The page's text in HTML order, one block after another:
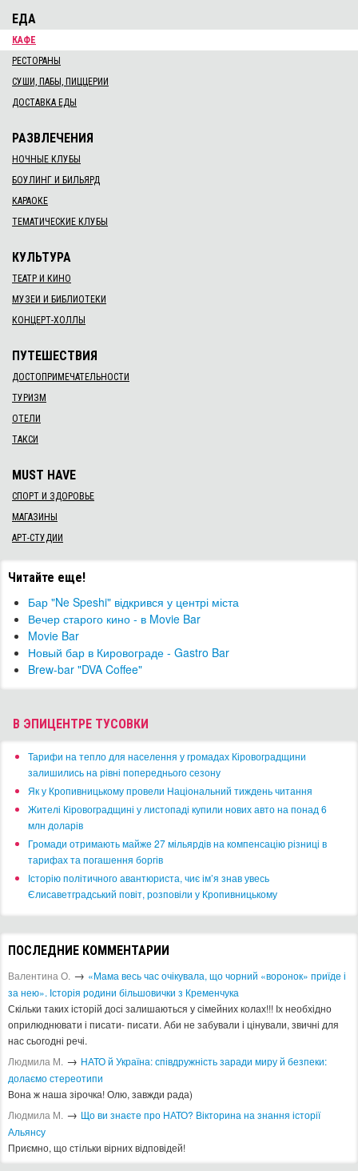
ЕДА
КАФЕ
РЕСТОРАНЫ
СУШИ, ПАБЫ, ПИЦЦЕРИИ
ДОСТАВКА ЕДЫ
РАЗВЛЕЧЕНИЯ
НОЧНЫЕ КЛУБЫ
БОУЛИНГ И БИЛЬЯРД
КАРАОКЕ
ТЕМАТИЧЕСКИЕ КЛУБЫ
КУЛЬТУРА
ТЕАТР И КИНО
МУЗЕИ И БИБЛИОТЕКИ
КОНЦЕРТ-ХОЛЛЫ
ПУТЕШЕСТВИЯ
ДОСТОПРИМЕЧАТЕЛЬНОСТИ
ТУРИЗМ
ОТЕЛИ
ТАКСИ
MUST HAVE
СПОРТ И ЗДОРОВЬЕ
МАГАЗИНЫ
АРТ-СТУДИИ
Читайте еще!
Бар "Ne Speshi" відкрився у центрі міста
Вечер старого кино - в Movie Bar
Movie Bar
Новый бар в Кировограде - Gastro Bar
Brew-bar "DVA Coffee"
В ЭПИЦЕНТРЕ ТУСОВКИ
​Тарифи на тепло для населення у громадах Кіровоградщини
залишились на рівні попереднього сезону
​Як у Кропивницькому провели Національний тиждень читання
​Жителі Кіровоградщині у листопаді купили нових авто на понад 6
млн доларів
​Громади отримають майже 27 мільярдів на компенсацію різниці в
тарифах та погашення боргів
Історію політичного авантюриста, чиє ім’я знав увесь
Єлисаветградський повіт, розповіли у Кропивницькому
ПОСЛЕДНИЕ КОММЕНТАРИИ
Валентина О. → «Мама весь час очікувала, що чорний «воронок» приїде і
за нею». Історія родини більшовички з Кременчука
Скільки таких історій досі залишаються у сімейних колах!!! Іх необхідно
оприлюднювати і писати- писати. Аби не забували і цінували, звичні для
нас сьогодні речі.
Людмила М. → ​НАТО й Україна: співдружність заради миру й безпеки:
долаємо стереотипи
Вона ж наша зірочка! Олю, завжди рада)
Людмила М. → Що ви знаєте про НАТО? Вікторина на знання історії
Альянсу ​
Приємно, що стільки вірних відповідей!